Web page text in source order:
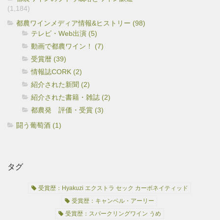
(1,184)
都農ワインメディア情報&ヒストリー (98)
テレビ・Web出演 (5)
動画で都農ワイン！ (7)
受賞暦 (39)
情報誌CORK (2)
紹介された新聞 (2)
紹介された書籍・雑誌 (2)
都農発 評価・受賞 (3)
闘う葡萄酒 (1)
タグ
受賞歴：Hyakuzi エクストラ セック カーボネイティッド
受賞歴：キャンベル・アーリー
受賞歴：スパークリングワイン うめ